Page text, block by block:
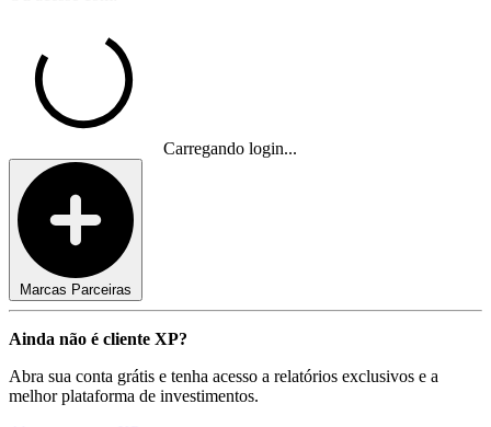
Carregando login...
Marcas Parceiras
Ainda não é cliente XP?
Abra sua conta grátis e tenha acesso a relatórios exclusivos e a
melhor plataforma de investimentos.